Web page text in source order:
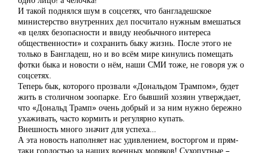
И такой поднялся шум в соцсетях, что бангладешское
министерство внутренних дел посчитало нужным вмешаться
«в целях безопасности и ввиду необычного интереса
общественности» и сохранить быку жизнь. После этого не
только в Бангладеш, но и во всём мире кинулись помещать
фотки быка и новости о нём, наши СМИ тоже, не говоря уж о
соцсетях.
Теперь бык, которого прозвали «Дональдом Трампом», будет
жить в столичном зоопарке. Его бывший хозяин утверждает,
что «Дональд Трамп» очень добрый и за ним нужно бережно
ухаживать, часто кормить и регулярно купать.
Внешность много значит для успеха…
А эта новость наполняет нас удивлением, восторгом и прям-
таки гордостью за наших военных моряков! Сухопутные –